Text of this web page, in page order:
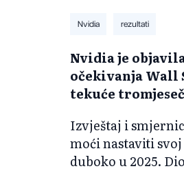
Nvidia rezultati
Nvidia je
očekivanja Wall
tekuće
Izvještaj i
moći nastaviti
duboko u 2025.